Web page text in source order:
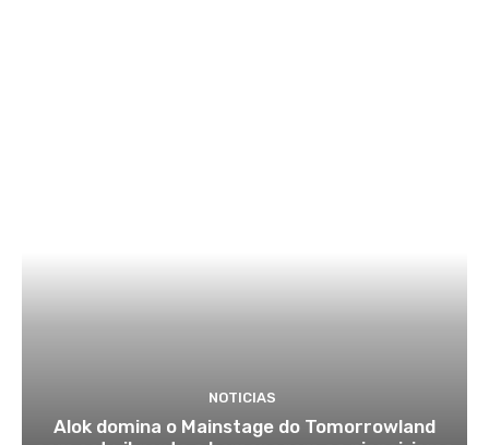
NOTICIAS
Alok domina o Mainstage do Tomorrowland